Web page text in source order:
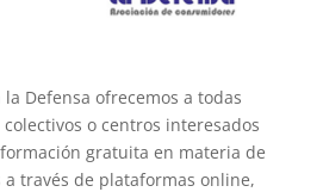
la Defensa ofrecemos a todas
o centros interesados
gratuita en materia de
través de plataformas online,